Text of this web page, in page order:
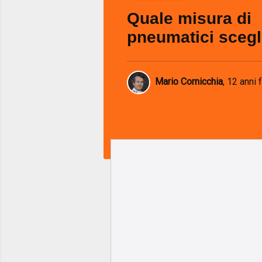
Quale misura di
pneumatici
Mario Cornicchia, 12 anni